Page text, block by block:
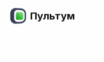
Пультум